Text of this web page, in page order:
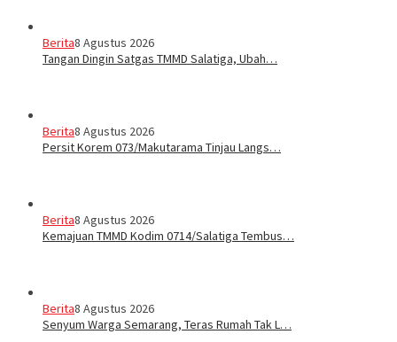
Berita8 Agustus 2026
Tangan Dingin Satgas TMMD Salatiga, Ubah…
Berita8 Agustus 2026
Persit Korem 073/Makutarama Tinjau Langs…
Berita8 Agustus 2026
Kemajuan TMMD Kodim 0714/Salatiga Tembus…
Berita8 Agustus 2026
Senyum Warga Semarang, Teras Rumah Tak L…